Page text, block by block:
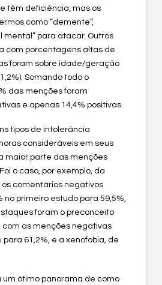
têm deficiência, mas os
como “demente”,
mental” para atacar. Outros
com porcentagens altas de
foram sobre idade/geração
Somando todo o
das menções foram
e apenas 14,4% positivas.
tipos de intolerância
consideráveis em seus
maior parte das menções
o caso, por exemplo, da
os comentários negativos
no primeiro estudo para 59,5%,
foram o preconceito
com as menções negativas
para 61,2%, e a xenofobia, de
um ótimo panorama de como